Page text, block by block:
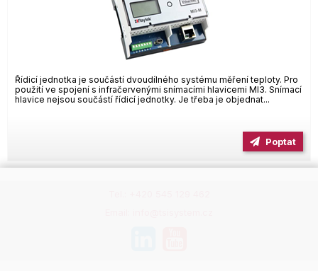
Řídicí jednotka je součástí dvoudílného systému měření teploty. Pro
použití ve spojení s infračervenými snímacími hlavicemi MI3. Snímací
hlavice nejsou součástí řídicí jednotky. Je třeba je objednat...
Poptat